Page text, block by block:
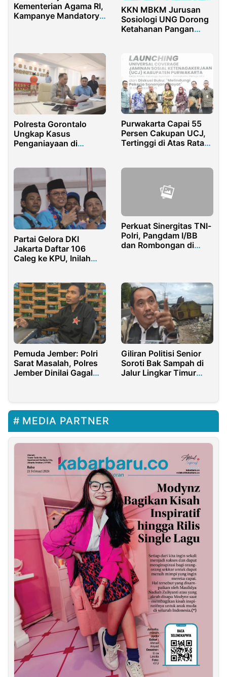
Kementerian Agama RI,
Kampanye Mandatory
KKN MBKM Jurusan
Sosiologi UNG Dorong
Ketahanan Pangan
Pertanian dan
Penguatan BUMDes
Polresta Gorontalo
Ungkap Kasus
Penganiayaan di
Purwakarta Capai 55
Persen Cakupan UCJ,
Tertinggi di Atas Rata-
Partai Gelora DKI
Jakarta Daftar 106
Caleg ke KPU, Inilah
Perkuat Sinergitas TNI-
Polri, Pangdam I/BB
dan Rombongan di
Pemuda Jember: Polri
Sarat Masalah, Polres
Jember Dinilai Gagal
Giliran Politisi Senior
Soroti Bak Sampah di
Jalur Lingkar Timur
MEDIA PARTNER